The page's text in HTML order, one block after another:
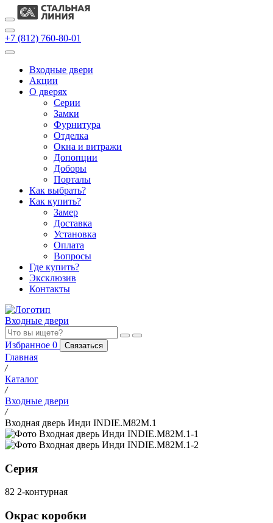
+7 (812) 760-80-01
Входные двери
Акции
О дверях
Cерии
Замки
Фурнитура
Отделка
Окна и витражи
Допопции
Доборы
Порталы
Как выбрать?
Как купить?
Замер
Доставка
Установка
Оплата
Вопросы
Где купить?
Эксклюзив
Контакты
Входные двери
Избранное 0 Связаться
Главная
/
Каталог
/
Входные двери
/
Входная дверь Инди INDIE.M82M.1
Серия
82 2-контурная
Окрас коробки